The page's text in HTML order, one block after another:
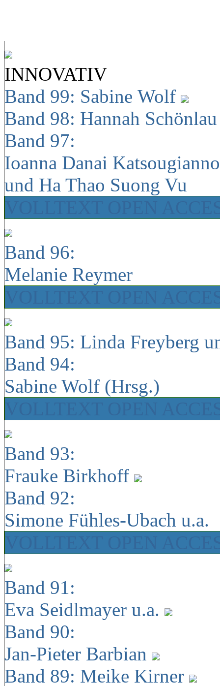
INNOVATIV
Band 99: Sabine Wolf
Band 98: Hannah
Band 97:
Ioanna Danai
und Ha Thao Suong Vu
Band 96:
Melanie Reymer
Band 95: Linda Freyberg
Band 94:
Sabine Wolf (Hrsg.)
Band 93:
Frauke Birkhoff
Band 92:
Simone Fühles-Ubach u.a.
Band 91:
Eva Seidlmayer u.a.
Band 90:
Jan-Pieter Barbian
Band 89: Meike Kirner